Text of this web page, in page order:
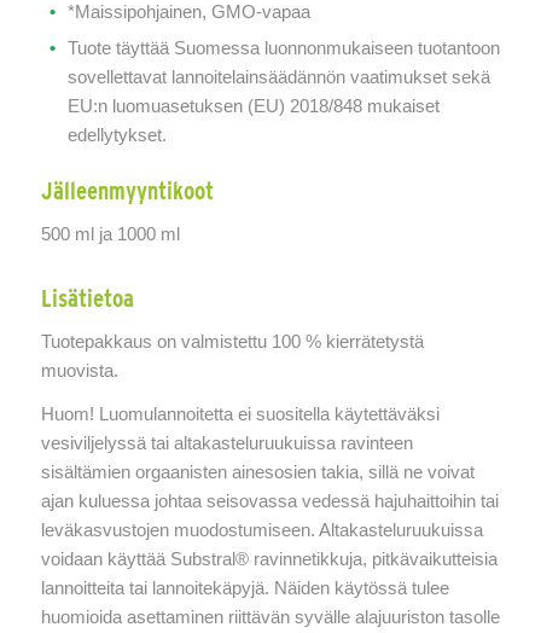
*Maissipohjainen, GMO-vapaa
Tuote täyttää Suomessa luonnonmukaiseen tuotantoon
sovellettavat lannoitelainsäädännön vaatimukset sekä
EU:n luomuasetuksen (EU) 2018/848 mukaiset
edellytykset.
Jälleenmyyntikoot
500 ml ja 1000 ml
Lisätietoa
Tuotepakkaus on valmistettu 100 % kierrätetystä
muovista.
Huom! Luomulannoitetta ei suositella käytettäväksi
vesiviljelyssä tai altakasteluruukuissa ravinteen
sisältämien orgaanisten ainesosien takia, sillä ne voivat
ajan kuluessa johtaa seisovassa vedessä hajuhaittoihin tai
leväkasvustojen muodostumiseen. Altakasteluruukuissa
voidaan käyttää Substral® ravinnetikkuja, pitkävaikutteisia
lannoitteita tai lannoitekäpyjä. Näiden käytössä tulee
huomioida asettaminen riittävän syvälle alajuuriston tasolle